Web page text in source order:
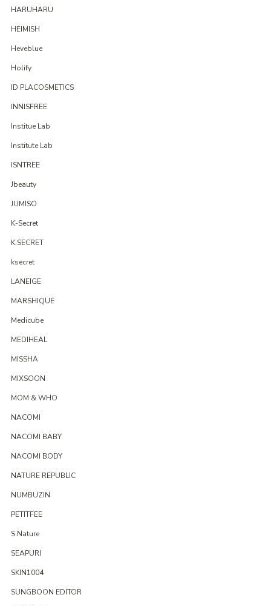
HARUHARU
HEIMISH
Heveblue
Holify
ID PLACOSMETICS
INNISFREE
Institue Lab
Institute Lab
ISNTREE
Jbeauty
JUMISO
K-Secret
K.SECRET
ksecret
LANEIGE
MARSHIQUE
Medicube
MEDIHEAL
MISSHA
MIXSOON
MOM & WHO
NACOMI
NACOMI BABY
NACOMI BODY
NATURE REPUBLIC
NUMBUZIN
PETITFEE
S.Nature
SEAPURI
SKIN1004
SUNGBOON EDITOR